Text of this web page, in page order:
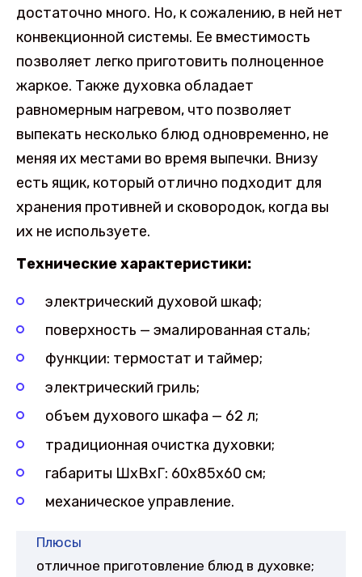
достаточно много. Но, к сожалению, в ней нет
конвекционной системы. Ее вместимость
позволяет легко приготовить полноценное
жаркое. Также духовка обладает
равномерным нагревом, что позволяет
выпекать несколько блюд одновременно, не
меняя их местами во время выпечки. Внизу
есть ящик, который отлично подходит для
хранения противней и сковородок, когда вы
их не используете.
Технические характеристики:
электрический духовой шкаф;
поверхность — эмалированная сталь;
функции: термостат и таймер;
электрический гриль;
объем духового шкафа — 62 л;
традиционная очистка духовки;
габариты ШхВхГ: 60х85х60 см;
механическое управление.
Плюсы
отличное приготовление блюд в духовке;